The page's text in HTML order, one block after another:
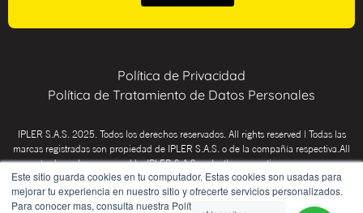
Este sitio guarda cookies en tu computador. Estas cookies son usadas para
mejorar tu experiencia en nuestro sitio y ofrecerte servicios personalizados.
Para conocer mas, consulta nuestra Política de Privacidad.
Política de Privacidad
Política de Tratamiento de Datos Personales
IPLER S.A.S. 2025. Todos los derechos reservados. All rights reserved | Todas las
marcas registradas son propiedad de IPLER S.A.S. o de la compañía respectiva.All
trademarks are owned by IPLER S.A.S. or by the respective company.
INSTITUTO PSICOTÉCNICO IPLER: Educación para el trabajo y el desarrollo
humano (CHICÓ Res. SED 02-0036, Inspección y vigilancia Secretaría de